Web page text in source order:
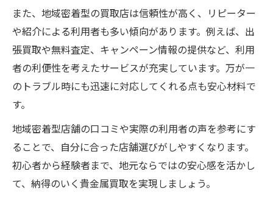
また、地域密着型の買取店は信頼性が高く、リピーター
や紹介による利用者も多い傾向があります。例えば、出
張買取や無料査定、キャンペーン情報の提供など、利用
者の利便性を考えたサービスが充実しています。万が一
のトラブル時にも迅速に対応してくれる点も安心材料で
す。
地域密着型店舗の口コミや実際の利用者の声を参考にす
ることで、自分に合った店舗選びがしやすくなります。
初心者から経験者まで、地元ならではの安心感を活かし
て、納得のいく貴金属買取を実現しましょう。